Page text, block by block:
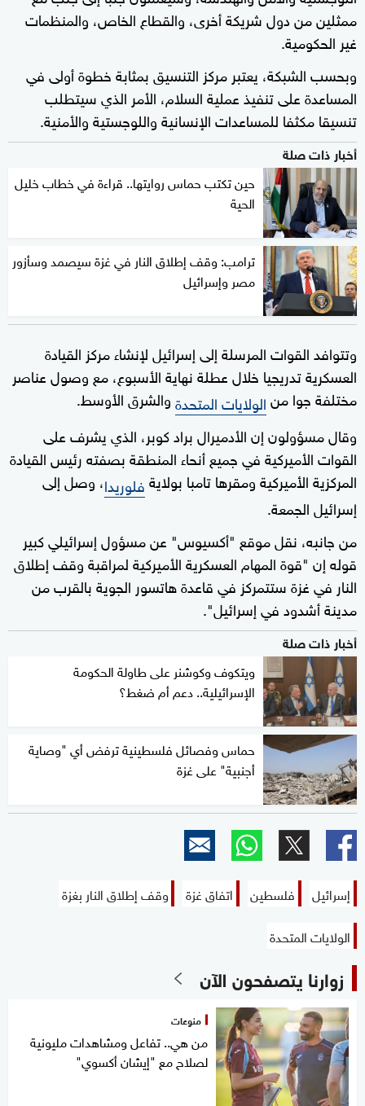
ممثلين من دول شريكة أخرى، والقطاع الخاص، والمنظمات
غير الحكومية.
وبحسب الشبكة، يعتبر مركز التنسيق بمثابة خطوة أولى في
المساعدة على تنفيذ عملية السلام، الأمر الذي سيتطلب
تنسيقا مكثفا للمساعدات الإنسانية واللوجستية والأمنية.
أخبار ذات صلة
حين تكتب حماس روايتها.. قراءة في خطاب خليل
الحية
ترامب: وقف إطلاق النار في غزة سيصمد وسأزور
مصر وإسرائيل
وتتوافد القوات المرسلة إلى إسرائيل لإنشاء مركز القيادة
العسكرية تدريجيا خلال عطلة نهاية الأسبوع، مع وصول عناصر
مختلفة جوا منالولايات المتحدةوالشرق الأوسط.
وقال مسؤولون إن الأدميرال براد كوبر، الذي يشرف على
القوات الأميركية في جميع أنحاء المنطقة بصفته رئيس القيادة
المركزية الأميركية ومقرها تامبا بولايةفلوريدا، وصل إلى
إسرائيل الجمعة.
من جانبه، نقل موقع "أكسيوس" عن مسؤول إسرائيلي كبير
قوله إن "قوة المهام العسكرية الأميركية لمراقبة وقف إطلاق
النار في غزة ستتمركز في قاعدة هاتسور الجوية بالقرب من
مدينة أشدود في إسرائيل".
أخبار ذات صلة
ويتكوف وكوشنر على طاولة الحكومة
الإسرائيلية.. دعم أم ضغط؟
حماس وفصائل فلسطينية ترفض أي "وصاية
أجنبية" على غزة
إسرائيل فلسطين اتفاق غزة
وقف إطلاق النار بغزة
الولايات المتحدة
زوارنا يتصفحون الآن
منوعات
من هي.. تفاعل ومشاهدات مليونية
لصلاح مع "إيشان أكسوي"